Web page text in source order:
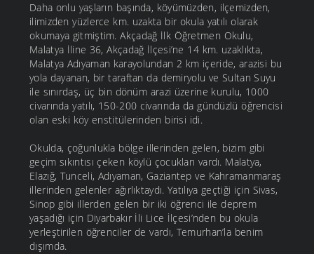
Daha onlu yaşların başında, köyümüzden, ilçemizden,
ilimizden yüzlerce km. uzakta bir okula yatılı olarak
okumaya gitmiştim. Akçadağ İlk Öğretmen Okulu,
Malatya İline 36, Akçadağ İlçesi’ne 14 km. uzaklıkta,
Malatya Adıyaman karayolundan 2 km içeride, arazisi bu
yola dayanan, bir taraftan da demiryolu ve Sultan Suyu
ile sınırdaş, üç bin dönüm arazi üzerine kurulu, 1000
civarında yatılı, 150-200 civarında da gündüzlü öğrencisi
olan eski köy enstitülerinden birisi idi.
Okulda, çoğunlukla bölge illerinden gelen, bizim gibi
geçim sıkıntısı çeken köylü çocukları vardı. Malatya,
Elazığ, Tunceli, Adıyaman, Gaziantep ve Kahramanmaraş
illerinden gelenler ağırlıktaydı. Yatılıya geçtiği için Sivas,
Sinop gibi illerden gelen bir iki öğrenci ile deprem
yaşadığı için Diyarbakır İli Lice İlçesi’nden bu okula
yerleştirilen öğrenciler de vardı, Temurhan’la benim
dışımda.